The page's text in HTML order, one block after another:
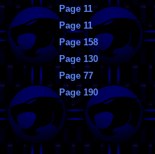
Page 11
Page 11
Page 158
Page 130
Page 77
Page 190